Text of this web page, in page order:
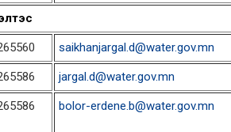
saikhanjargal.d@water.gov.mn
jargal.d@water.gov.mn
bolor-erdene.b@water.gov.mn